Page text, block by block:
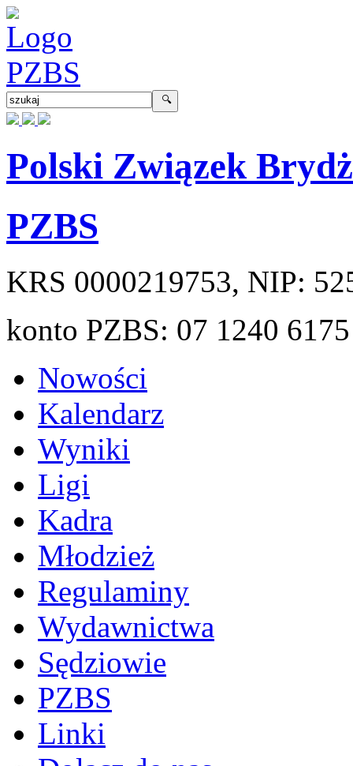
Polski Związek
PZBS
KRS 0000219753, NIP:
konto PZBS: 07 1240
Nowości
Kalendarz
Wyniki
Ligi
Kadra
Młodzież
Regulaminy
Wydawnictwa
Sędziowie
PZBS
Linki